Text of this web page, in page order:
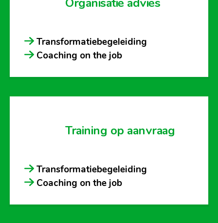
Transformatiebegeleiding
Coaching on the job
Training op aanvraag
Transformatiebegeleiding
Coaching on the job